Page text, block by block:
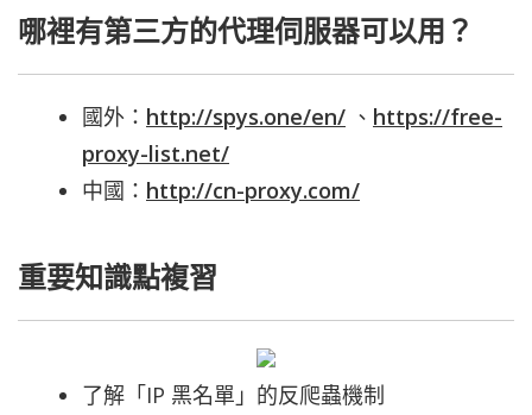
哪裡有第三方的代理伺服器可以用？
國外： http://spys.one/en/ 、 https://free-
proxy-list.net/
中國： http://cn-proxy.com/
重要知識點複習
了解「IP 黑名單」的反爬蟲機制